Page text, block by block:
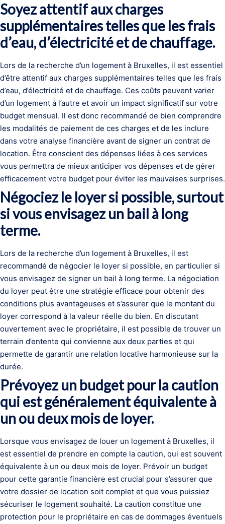
Soyez attentif aux charges
supplémentaires telles que les frais
d’eau, d’électricité et de chauffage.
Lors de la recherche d’un logement à Bruxelles, il est essentiel
d’être attentif aux charges supplémentaires telles que les frais
d’eau, d’électricité et de chauffage. Ces coûts peuvent varier
d’un logement à l’autre et avoir un impact significatif sur votre
budget mensuel. Il est donc recommandé de bien comprendre
les modalités de paiement de ces charges et de les inclure
dans votre analyse financière avant de signer un contrat de
location. Être conscient des dépenses liées à ces services
vous permettra de mieux anticiper vos dépenses et de gérer
efficacement votre budget pour éviter les mauvaises surprises.
Négociez le loyer si possible, surtout
si vous envisagez un bail à long
terme.
Lors de la recherche d’un logement à Bruxelles, il est
recommandé de négocier le loyer si possible, en particulier si
vous envisagez de signer un bail à long terme. La négociation
du loyer peut être une stratégie efficace pour obtenir des
conditions plus avantageuses et s’assurer que le montant du
loyer correspond à la valeur réelle du bien. En discutant
ouvertement avec le propriétaire, il est possible de trouver un
terrain d’entente qui convienne aux deux parties et qui
permette de garantir une relation locative harmonieuse sur la
durée.
Prévoyez un budget pour la caution
qui est généralement équivalente à
un ou deux mois de loyer.
Lorsque vous envisagez de louer un logement à Bruxelles, il
est essentiel de prendre en compte la caution, qui est souvent
équivalente à un ou deux mois de loyer. Prévoir un budget
pour cette garantie financière est crucial pour s’assurer que
votre dossier de location soit complet et que vous puissiez
sécuriser le logement souhaité. La caution constitue une
protection pour le propriétaire en cas de dommages éventuels